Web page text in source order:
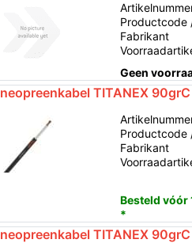
Productcode
Fabrikant
Geen
neopreenkabel TITANEX
Productcode
Fabrikant
Besteld vóór
*
neopreenkabel TITANEX